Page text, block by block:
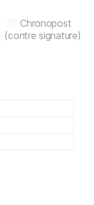
Chronopost
(contre signature)